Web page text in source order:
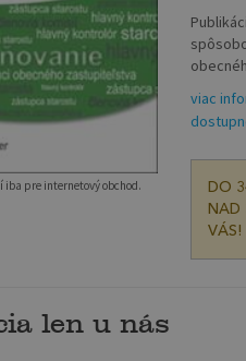
iba pre internetový obchod.
viac
DO
NAD
VÁS!
len u nás